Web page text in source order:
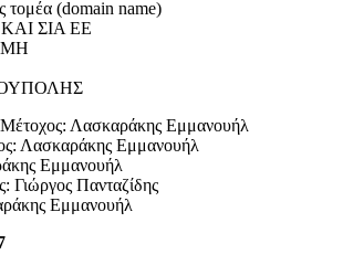
τομέα (domain name)
ΣΙΑ ΕΕ
Μέτοχος: Λασκαράκης Εμμανουήλ
Λασκαράκης Εμμανουήλ
Εμμανουήλ
Γιώργος Πανταζίδης
Εμμανουήλ